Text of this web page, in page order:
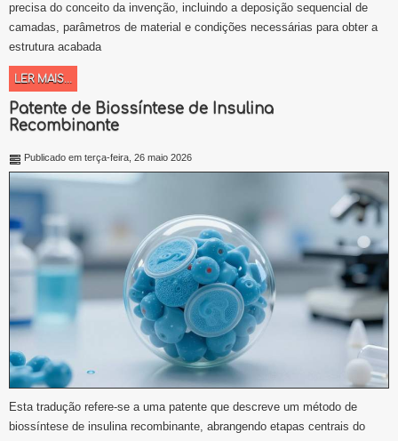
precisa do conceito da invenção, incluindo a deposição sequencial de
camadas, parâmetros de material e condições necessárias para obter a
estrutura acabada
LER MAIS...
Patente de Biossíntese de Insulina
Recombinante
Publicado em terça-feira, 26 maio 2026
Esta tradução refere-se a uma patente que descreve um método de
biossíntese de insulina recombinante, abrangendo etapas centrais do